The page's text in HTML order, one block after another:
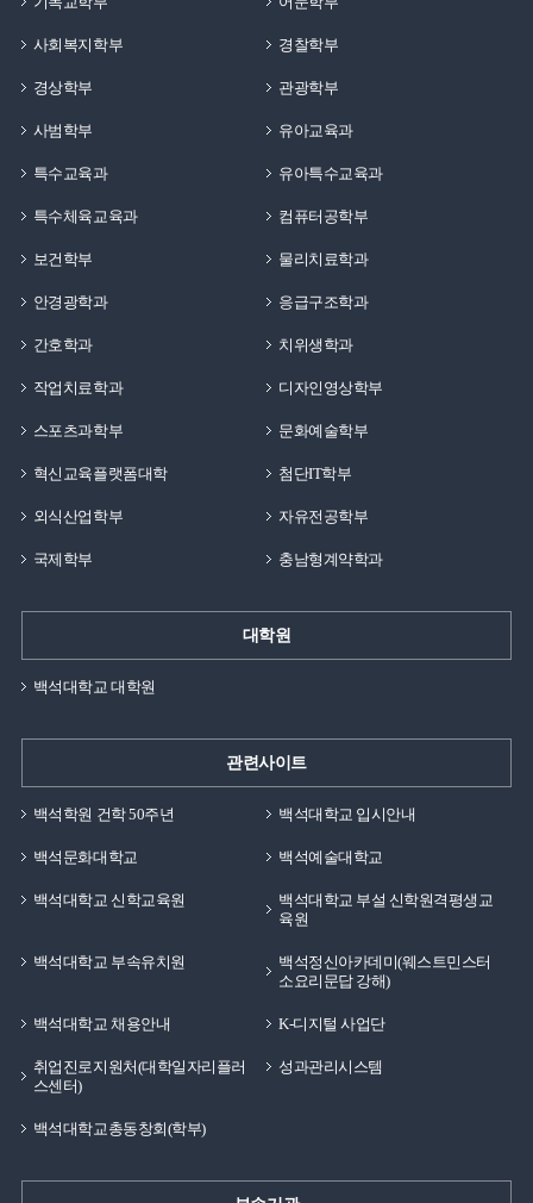
사회복지학부 경찰학부
경상학부 관광학부
사범학부 유아교육과
특수교육과 유아특수교육과
특수체육교육과 컴퓨터공학부
보건학부 물리치료학과
안경광학과 응급구조학과
간호학과 치위생학과
작업치료학과 디자인영상학부
스포츠과학부 문화예술학부
혁신교육플랫폼대학 첨단IT학부
외식산업학부 자유전공학부
국제학부 충남형계약학과
대학원
백석대학교 대학원
관련사이트
백석학원 건학 50주년 백석대학교 입시안내
백석문화대학교 백석예술대학교
백석대학교 신학교육원
백석대학교 부설 신학원격평생교
육원
백석대학교 부속유치원
백석정신아카데미(웨스트민스터
소요리문답 강해)
백석대학교 채용안내 K-디지털 사업단
취업진로지원처(대학일자리플러
스센터)
성과관리시스템
백석대학교총동창회(학부)